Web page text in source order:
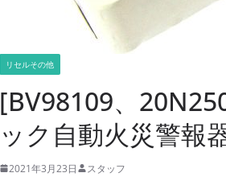
リセルその他
[BV98109、
ック自動火災警報
2021年3月23日 スタッフ